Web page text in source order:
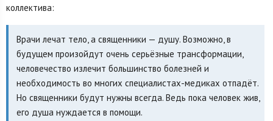
коллектива:
Врачи лечат тело, а священники — душу. Возможно, в
будущем произойдут очень серьёзные трансформации,
человечество излечит большинство болезней и
необходимость во многих специалистах-медиках отпадёт.
Но священники будут нужны всегда. Ведь пока человек жив,
его душа нуждается в помощи.